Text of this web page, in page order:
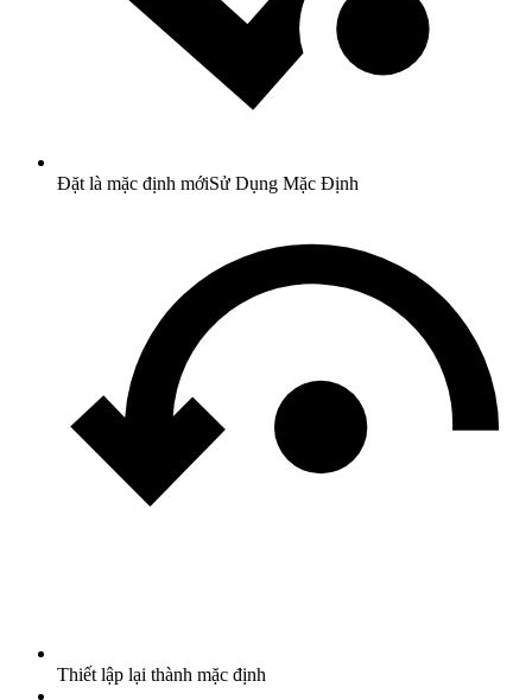
Đặt là mặc định mớiSử Dụng Mặc Định
Thiết lập lại thành mặc định